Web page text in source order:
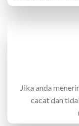
Jika anda
cacat dan